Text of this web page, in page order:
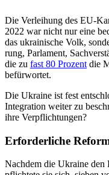
Die Ver­lei­hung des EU-
2022 war nicht nur eine
das ukrai­ni­sche Volk,
rung, Par­la­ment,
die zu fast 80 Prozent die
befürwortet.
Die Ukraine ist fest
Inte­gra­tion weiter zu
ihre Verpflichtungen?
Erfor­der­li­che
Nachdem die Ukraine den